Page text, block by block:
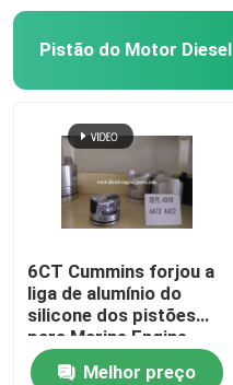
Pistão do Motor Diesel
6CT Cummins forjou a
liga de alumínio do
silicone dos pistões
para Marine Engine
Melhor preço